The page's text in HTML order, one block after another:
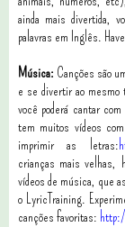
ainda mais divertida,
palavras em Inglês.
Música: Canções são
e se divertir ao mesmo
você poderá cantar
tem muitos vídeos
imprimir as letras:
crianças mais velhas,
vídeos de música, que
o LyricTraining.
canções favoritas: